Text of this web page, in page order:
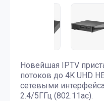
Новейшая IPTV
потоков до 4K UHD
сетевыми
2.4/5ГГц (802.11ac).